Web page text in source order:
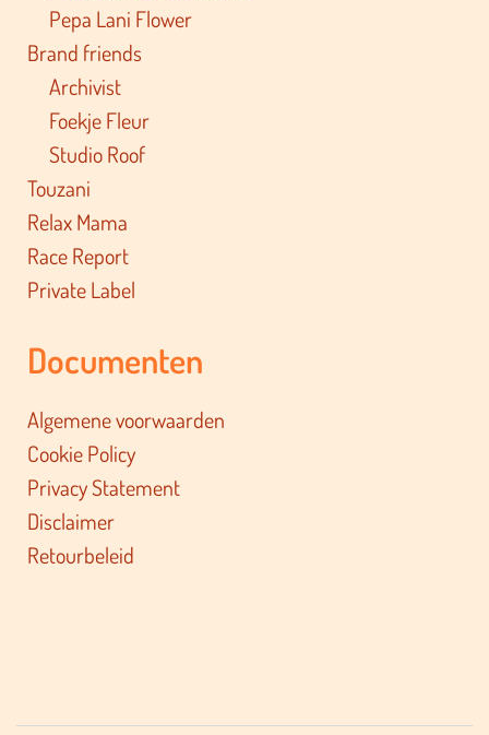
Pepa Lani Flower
Brand friends
Archivist
Foekje Fleur
Studio Roof
Touzani
Relax Mama
Race Report
Private Label
Documenten
Algemene voorwaarden
Cookie Policy
Privacy Statement
Disclaimer
Retourbeleid